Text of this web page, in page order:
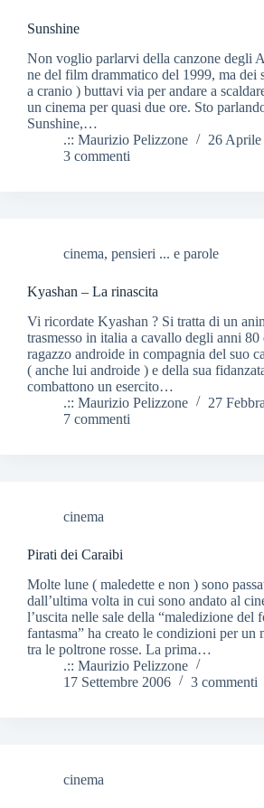
Sunshine
Non voglio parlarvi della canzone degli
ne del film drammatico del 1999, ma dei
a cranio ) buttavi via per andare a
un cinema per quasi due ore. Sto
Sunshine,…
.:: Maurizio Pelizzone
26 Aprile
3 commenti
cinema, pensieri ... e parole
Kyashan – La rinascita
Vi ricordate Kyashan ? Si tratta di un
trasmesso in italia a cavallo degli anni 80
ragazzo androide in compagnia del suo
( anche lui androide ) e della sua
combattono un esercito…
.:: Maurizio Pelizzone
27
7 commenti
cinema
Pirati dei Caraibi
Molte lune ( maledette e non ) sono
dall’ultima volta in cui sono andato al
l’uscita nelle sale della “maledizione del
fantasma” ha creato le condizioni per un
tra le poltrone rosse. La prima…
.:: Maurizio Pelizzone
17 Settembre 2006
3 commenti
cinema